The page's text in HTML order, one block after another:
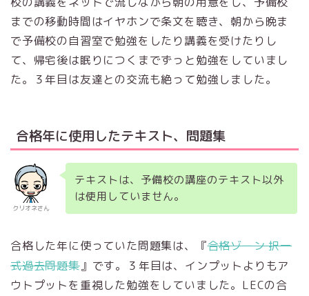
までの移動時間はイヤホンで条文を聴き、朝から晩ま
で予備校の自習室で勉強をしたり講義を受けたりし
て、帰宅後は眠りにつくまでずっと勉強をしていまし
た。３年目は友達との交流も絶って勉強しました。
合格年に使用したテキスト、問題集
クリオネさん
テキストは、予備校の講座のテキスト以外
は使用していません。
合格した年に使っていた問題集は、『合格ゾーン 択一
式過去問題集』です。３年目は、インプットよりもア
ウトプットを重視した勉強をしていました。LECの合